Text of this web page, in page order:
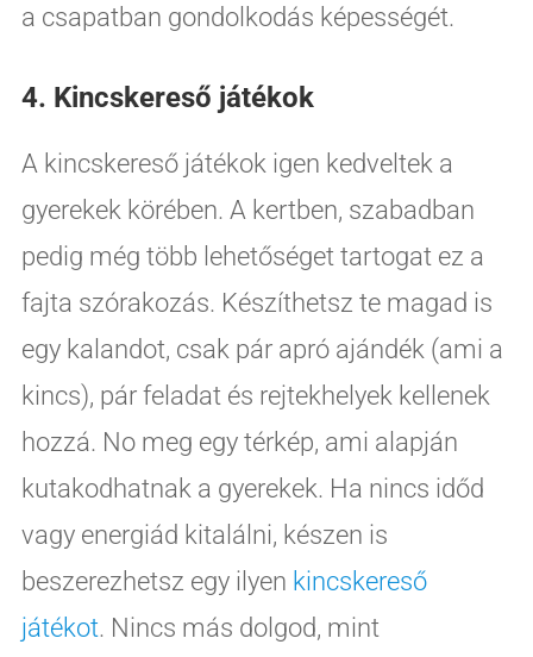
a csapatban gondolkodás képességét.
4. Kincskereső játékok
A kincskereső játékok igen kedveltek a
gyerekek körében. A kertben, szabadban
pedig még több lehetőséget tartogat ez a
fajta szórakozás. Készíthetsz te magad is
egy kalandot, csak pár apró ajándék (ami a
kincs), pár feladat és rejtekhelyek kellenek
hozzá. No meg egy térkép, ami alapján
kutakodhatnak a gyerekek. Ha nincs időd
vagy energiád kitalálni, készen is
beszerezhetsz egy ilyen kincskereső
játékot. Nincs más dolgod, mint